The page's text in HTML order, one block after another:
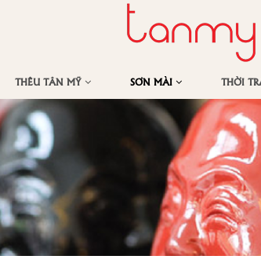
THÊU TÂN MỸ SƠN MÀI THỜI